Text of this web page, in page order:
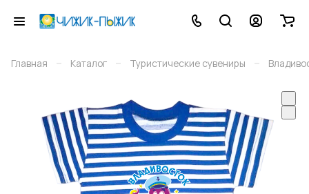
Главная – Каталог – Туристические сувениры –